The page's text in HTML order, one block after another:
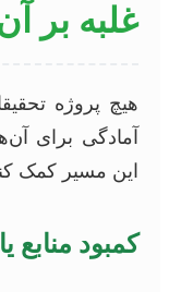
غلبه بر
هیچ پروژه
آمادگی برای
این مسیر کمک
کمبود منابع